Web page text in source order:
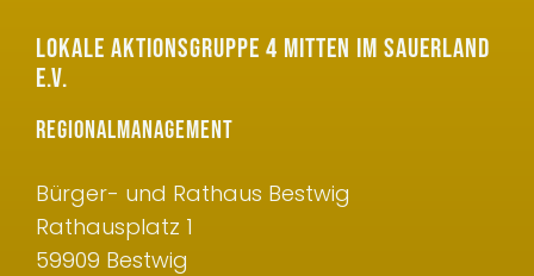
LOKALE AKTIONSGRUPPE 4 MITTEN IM SAUERLAND
E.V.
REGIONALMANAGEMENT
Bürger- und Rathaus Bestwig
Rathausplatz 1
59909 Bestwig